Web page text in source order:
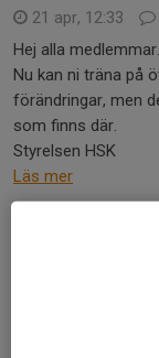
21 apr, 12:33
Hej alla medlemmar.
Nu kan ni träna på
förändringar, men
som finns där.
Styrelsen HSK
Läs mer